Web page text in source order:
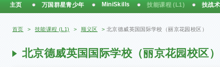
你在这里
首页 > 技能课程 (L1) > 顺义区 > 北京德威英国国际学校（丽京花园校区）
北京德威英国国际学校（丽京花园校区）
主页 万国群星青少年 MiniSkills 技能课程 (L1) 技战